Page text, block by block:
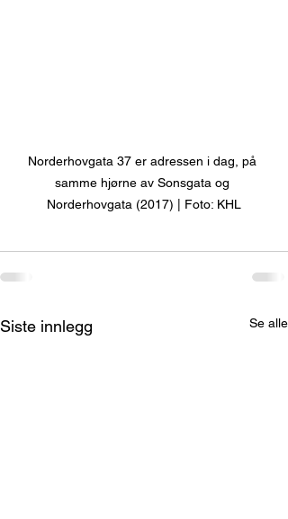
Norderhovgata 37 er adressen i dag, på
samme hjørne av Sonsgata og
Norderhovgata (2017) | Foto: KHL
Siste innlegg Se alle